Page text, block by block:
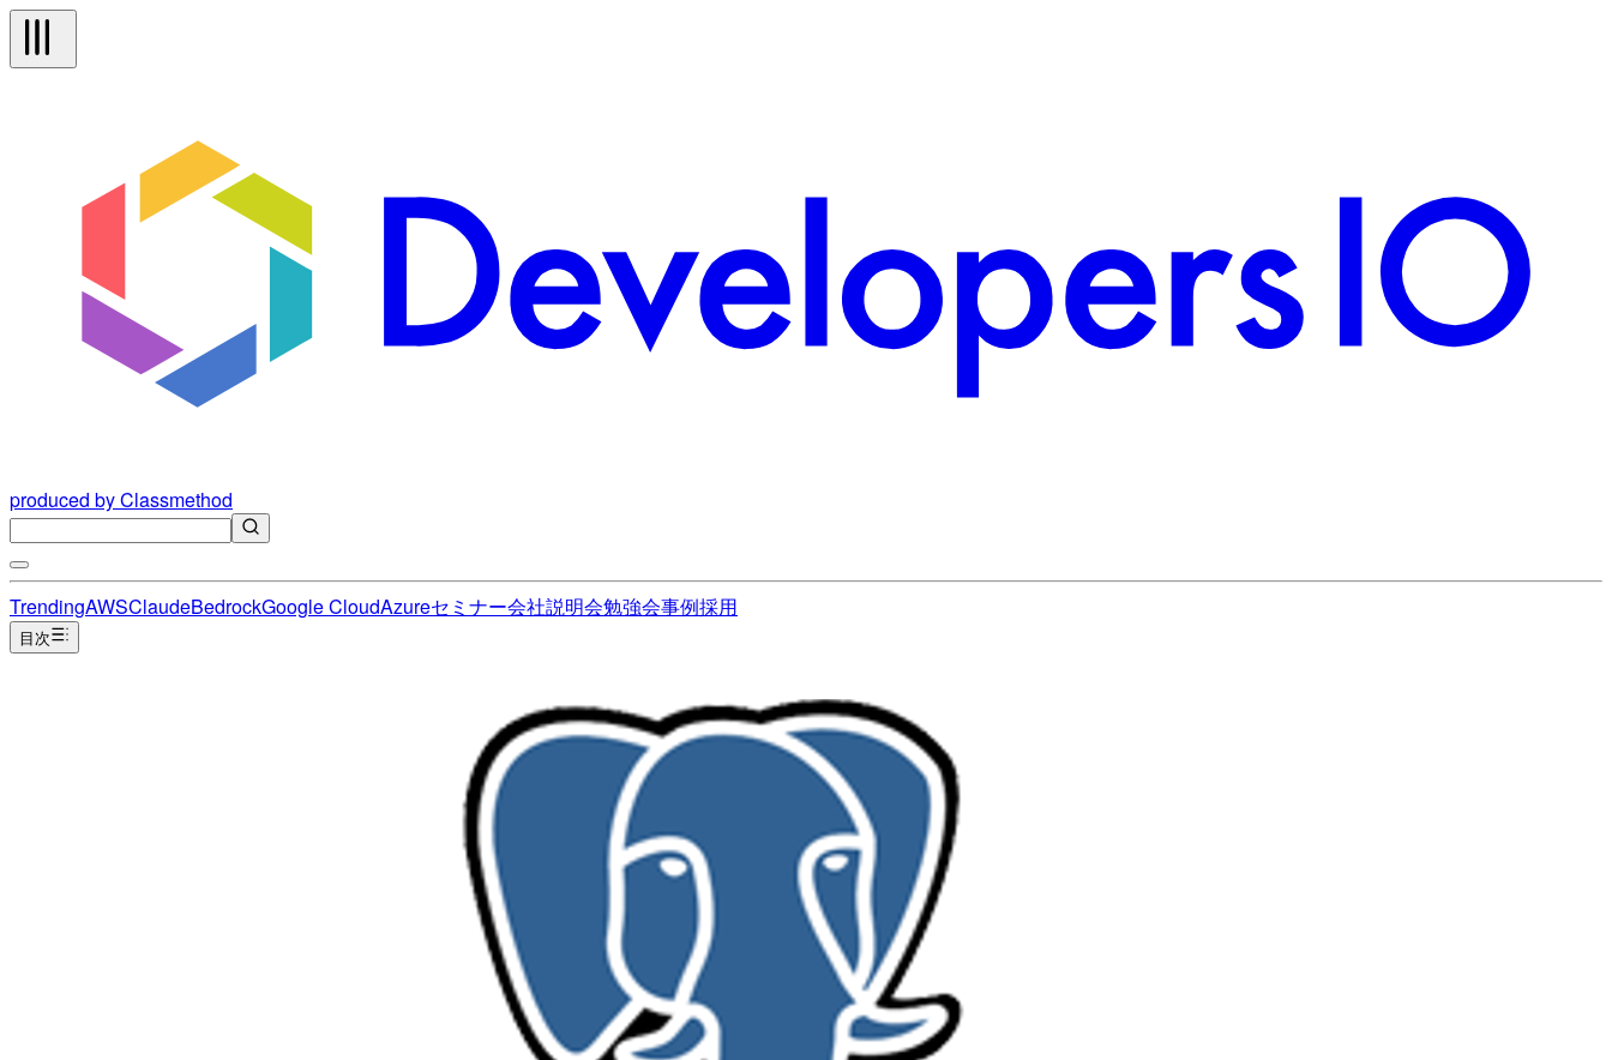
produced by Classmethod
TrendingAWSClaudeBedrockGoogle CloudAzureセミナー会社説明会勉強会事例採用
目次